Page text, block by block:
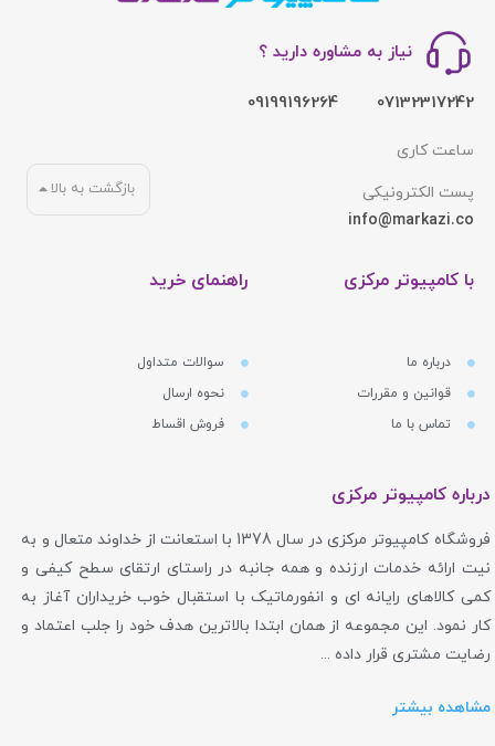
نیاز به مشاوره دارید ؟
07132317242
09199196264
ساعت کاری
پست الکترونیکی
info@markazi.co
با کامپیوتر مرکزی
درباره ما
قوانین و مقررات
تماس با ما
راهنمای خرید
سوالات متداول
نحوه ارسال
فروش اقساط
بازگشت به بالا
درباره کامپیوتر مرکزی
فروشگاه کامپیوتر مرکزی در سال 1378 با استعانت از خداوند متعال و به
نیت ارائه خدمات ارزنده و همه جانبه در راستای ارتقای سطح کیفی و
کمی کالاهای رایانه ای و انفورماتیک با استقبال خوب خریداران آغاز به
کار نمود. این مجموعه از همان ابتدا بالاترین هدف خود را جلب اعتماد و
رضایت مشتری قرار داده ...
مشاهده بیشتر